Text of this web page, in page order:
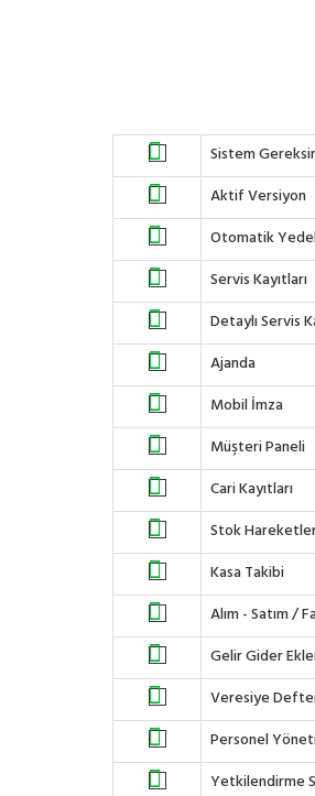
Sistem
Aktif Versiyon
Otomatik
Servis Kayıtları
Detaylı Servis
Ajanda
Mobil İmza
Müşteri Paneli
Cari Kayıtları
Stok
Kasa Takibi
Alım - Satım /
Gelir Gider
Veresiye
Personel
Yetkilendirme